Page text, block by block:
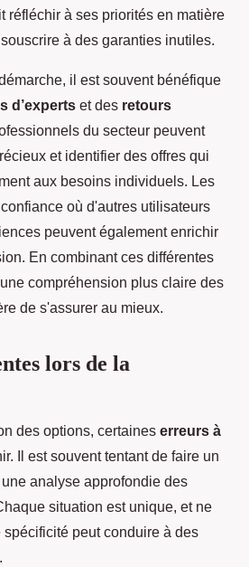
réfléchir à ses priorités en matière
à des garanties inutiles.
il est souvent bénéfique
d’experts et des retours
du secteur peuvent
et identifier des offres qui
aux besoins individuels. Les
où d'autres utilisateurs
peuvent également enrichir
En combinant ces différentes
compréhension plus claire des
de s'assurer au mieux.
lors de la
des options, certaines erreurs à
Il est souvent tentant de faire un
analyse approfondie des
situation est unique, et ne
spécificité peut conduire à des